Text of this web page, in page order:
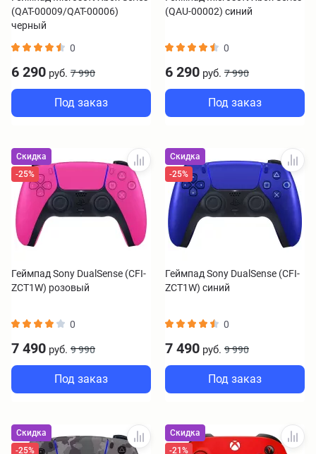
(QAT-00009/QAT-00006)
черный
0
6 290 руб. 7 990
Под заказ
(QAU-00002) синий
0
6 290 руб. 7 990
Под заказ
Скидка
-25%
Геймпад Sony DualSense (CFI-
ZCT1W) розовый
0
7 490 руб. 9 990
Под заказ
Скидка
-25%
Геймпад Sony DualSense (CFI-
ZCT1W) синий
0
7 490 руб. 9 990
Под заказ
Скидка
-25%
Скидка
-21%